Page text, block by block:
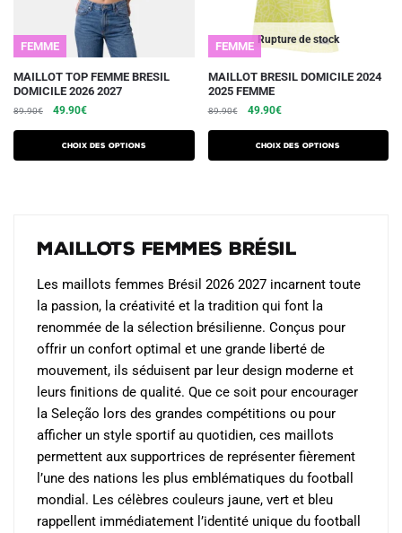
du
produit
du
produit
FEMME
MAILLOT TOP FEMME BRESIL
DOMICILE 2026 2027
89.90€
Le
initial
était :
49.90€Le
actuel
est :
Choix des options
Ce
produit
a
plusieurs
variations.
page
produit
Rupture de stock
FEMME
MAILLOT BRESIL DOMICILE 2024
2025 FEMME
89.90€
Le
initial
était :
49.90€Le
actuel
est :
Choix des options
Ce
produit
a
plusieurs
variations.
être
sur
la
page
du
produit
Maillots Femmes Brésil
Les maillots femmes Brésil 2026 2027 incarnent toute
la passion, la créativité et la tradition qui font la
renommée de la sélection brésilienne. Conçus pour
offrir un confort optimal et une grande liberté de
mouvement, ils séduisent par leur design moderne et
leurs finitions de qualité. Que ce soit pour encourager
la Seleção lors des grandes compétitions ou pour
afficher un style sportif au quotidien, ces maillots
permettent aux supportrices de représenter fièrement
l’une des nations les plus emblématiques du football
mondial. Les célèbres couleurs jaune, vert et bleu
rappellent immédiatement l’identité unique du football